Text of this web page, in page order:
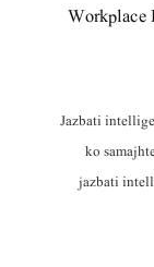
Workplace
Jazbati
ko
jazbati